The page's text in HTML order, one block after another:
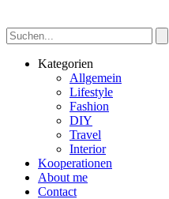
Kategorien
Allgemein
Lifestyle
Fashion
DIY
Travel
Interior
Kooperationen
About me
Contact